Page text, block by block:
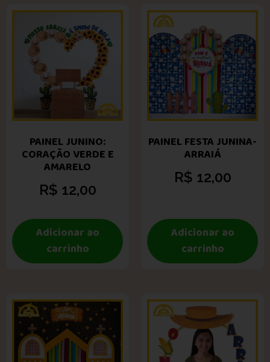
PAINEL JUNINO:
CORAÇÃO VERDE E
AMARELO
R$ 12,00
Adicionar ao
carrinho
PAINEL FESTA JUNINA-
ARRAIÁ
R$ 12,00
Adicionar ao
carrinho